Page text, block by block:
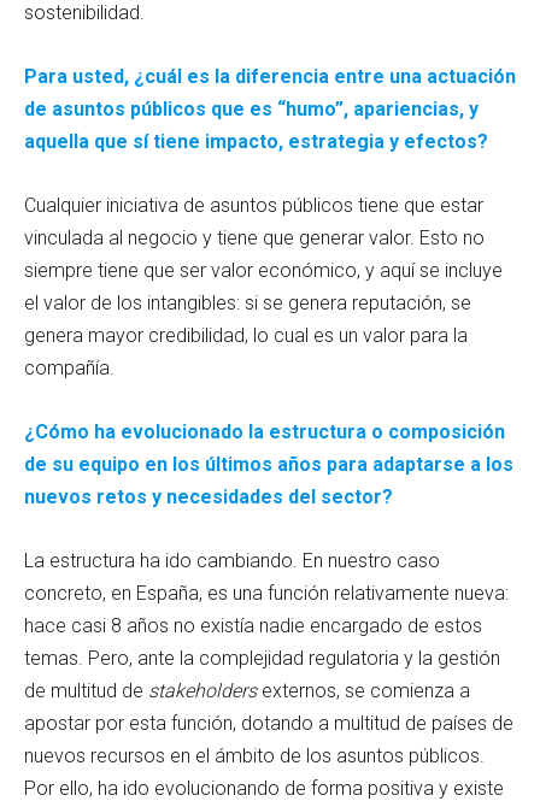
sostenibilidad.
Para usted, ¿cuál es la diferencia entre una actuación
de asuntos públicos que es “humo”, apariencias, y
aquella que sí tiene impacto, estrategia y efectos?
Cualquier iniciativa de asuntos públicos tiene que estar
vinculada al negocio y tiene que generar valor. Esto no
siempre tiene que ser valor económico, y aquí se incluye
el valor de los intangibles: si se genera reputación, se
genera mayor credibilidad, lo cual es un valor para la
compañía.
¿Cómo ha evolucionado la estructura o composición
de su equipo en los últimos años para adaptarse a los
nuevos retos y necesidades del sector?
La estructura ha ido cambiando. En nuestro caso
concreto, en España, es una función relativamente nueva:
hace casi 8 años no existía nadie encargado de estos
temas. Pero, ante la complejidad regulatoria y la gestión
de multitud de stakeholders externos, se comienza a
apostar por esta función, dotando a multitud de países de
nuevos recursos en el ámbito de los asuntos públicos.
Por ello, ha ido evolucionando de forma positiva y existe